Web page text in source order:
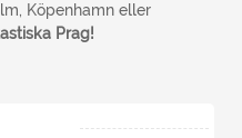
Köpenhamn eller
Prag!